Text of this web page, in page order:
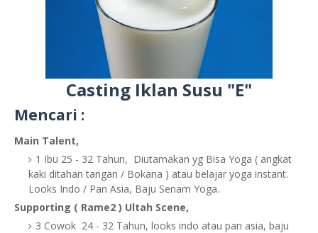
Casting Iklan Susu "E"
Mencari :
Main Talent,
1 Ibu 25 - 32 Tahun, Diutamakan yg Bisa Yoga ( angkat
kaki ditahan tangan / Bokana ) atau belajar yoga instant.
Looks Indo / Pan Asia, Baju Senam Yoga.
Supporting ( Rame2 ) Ultah Scene,
3 Cowok 24 - 32 Tahun, looks indo atau pan asia, baju